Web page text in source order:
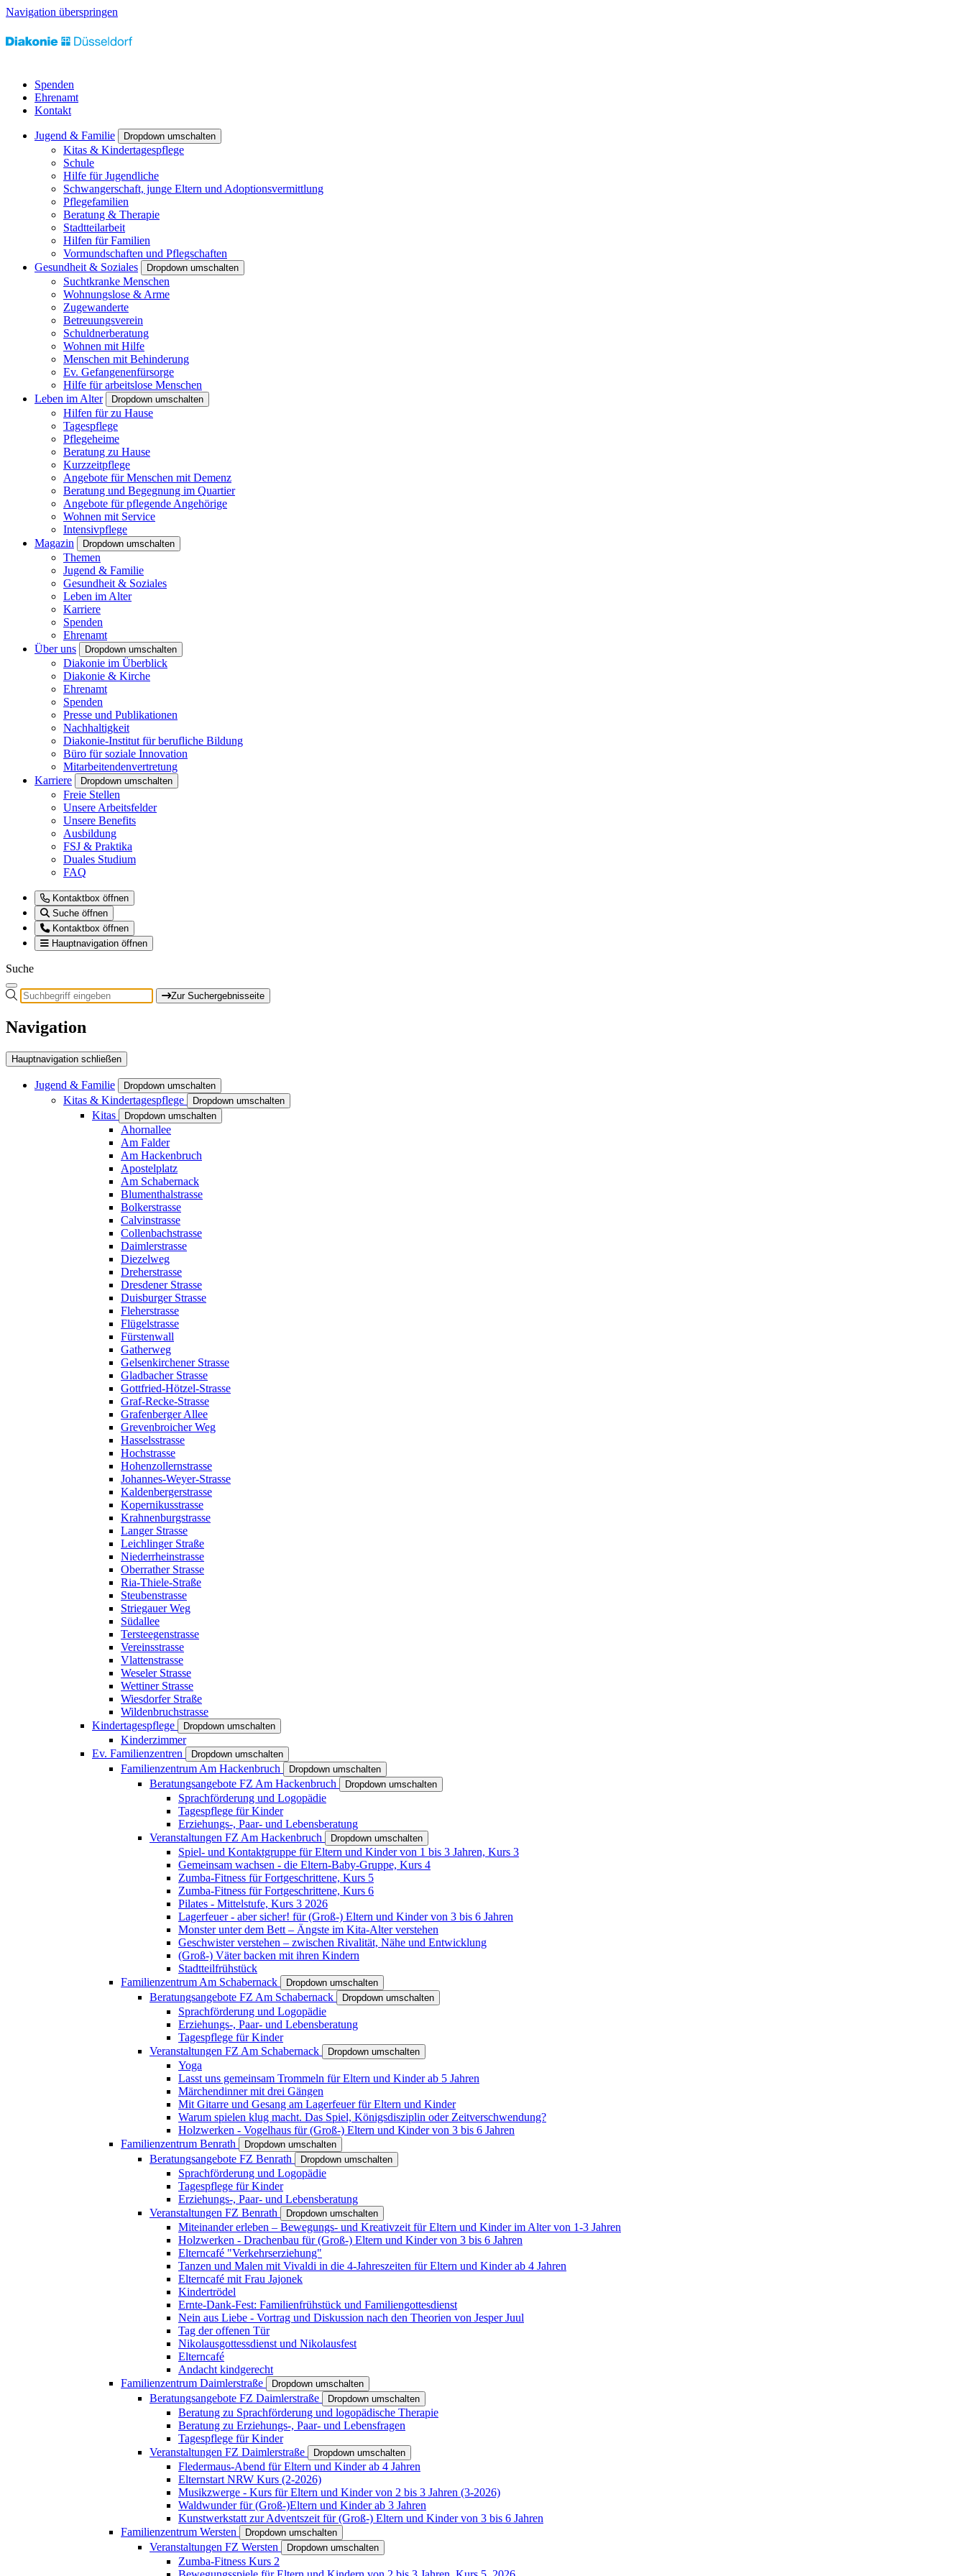
Navigation überspringen
Spenden
Ehrenamt
Kontakt
Jugend & Familie Dropdown umschalten
Kitas & Kindertagespflege
Schule
Hilfe für Jugendliche
Schwangerschaft, junge Eltern und Adoptionsvermittlung
Pflegefamilien
Beratung & Therapie
Stadtteilarbeit
Hilfen für Familien
Vormundschaften und Pflegschaften
Gesundheit & Soziales
Dropdown umschalten
Suchtkranke Menschen
Wohnungslose & Arme
Zugewanderte
Betreuungsverein
Schuldnerberatung
Wohnen mit Hilfe
Menschen mit Behinderung
Ev. Gefangenenfürsorge
Hilfe für arbeitslose Menschen
Leben im Alter
Dropdown umschalten
Hilfen für zu Hause
Tagespflege
Pflegeheime
Beratung zu Hause
Kurzzeitpflege
Angebote für Menschen mit Demenz
Beratung und Begegnung im Quartier
Angebote für pflegende Angehörige
Wohnen mit Service
Intensivpflege
Magazin
Dropdown umschalten
Themen
Jugend & Familie
Gesundheit & Soziales
Leben im Alter
Karriere
Spenden
Ehrenamt
Über uns
Dropdown umschalten
Diakonie im Überblick
Diakonie & Kirche
Ehrenamt
Spenden
Presse und Publikationen
Nachhaltigkeit
Diakonie-Institut für berufliche Bildung
Büro für soziale Innovation
Mitarbeitendenvertretung
Karriere
Dropdown umschalten
Freie Stellen
Unsere Arbeitsfelder
Unsere Benefits
Ausbildung
FSJ & Praktika
Duales Studium
FAQ
Kontaktbox öffnen
Suche öffnen
Kontaktbox öffnen
Hauptnavigation öffnen
Suche
Zur Suchergebnisseite
Navigation
Hauptnavigation schließen
Jugend & Familie Dropdown umschalten
Kitas & Kindertagespflege Dropdown umschalten
Kitas Dropdown umschalten
Ahornallee
Am Falder
Am Hackenbruch
Apostelplatz
Am Schabernack
Blumenthalstrasse
Bolkerstrasse
Calvinstrasse
Collenbachstrasse
Daimlerstrasse
Diezelweg
Dreherstrasse
Dresdener Strasse
Duisburger Strasse
Fleherstrasse
Flügelstrasse
Fürstenwall
Gatherweg
Gelsenkirchener Strasse
Gladbacher Strasse
Gottfried-Hötzel-Strasse
Graf-Recke-Strasse
Grafenberger Allee
Grevenbroicher Weg
Hasselsstrasse
Hochstrasse
Hohenzollernstrasse
Johannes-Weyer-Strasse
Kaldenbergerstrasse
Kopernikusstrasse
Krahnenburgstrasse
Langer Strasse
Leichlinger Straße
Niederrheinstrasse
Oberrather Strasse
Ria-Thiele-Straße
Steubenstrasse
Striegauer Weg
Südallee
Tersteegenstrasse
Vereinsstrasse
Vlattenstrasse
Weseler Strasse
Wettiner Strasse
Wiesdorfer Straße
Wildenbruchstrasse
Kindertagespflege
Dropdown umschalten
Kinderzimmer
Ev. Familienzentren
Dropdown umschalten
Familienzentrum Am Hackenbruch Dropdown umschalten
Beratungsangebote FZ Am Hackenbruch Dropdown umschalten
Sprachförderung und Logopädie
Tagespflege für Kinder
Erziehungs-, Paar- und Lebensberatung
Veranstaltungen FZ Am Hackenbruch
Dropdown umschalten
Spiel- und Kontaktgruppe für Eltern und Kinder von 1 bis 3 Jahren, Kurs 3
Gemeinsam wachsen - die Eltern-Baby-Gruppe, Kurs 4
Zumba-Fitness für Fortgeschrittene, Kurs 5
Zumba-Fitness für Fortgeschrittene, Kurs 6
Pilates - Mittelstufe, Kurs 3 2026
Lagerfeuer - aber sicher! für (Groß-) Eltern und Kinder von 3 bis 6 Jahren
Monster unter dem Bett – Ängste im Kita-Alter verstehen
Geschwister verstehen – zwischen Rivalität, Nähe und Entwicklung
(Groß-) Väter backen mit ihren Kindern
Stadtteilfrühstück
Familienzentrum Am Schabernack
Dropdown umschalten
Beratungsangebote FZ Am Schabernack Dropdown umschalten
Sprachförderung und Logopädie
Erziehungs-, Paar- und Lebensberatung
Tagespflege für Kinder
Veranstaltungen FZ Am Schabernack
Dropdown umschalten
Yoga
Lasst uns gemeinsam Trommeln für Eltern und Kinder ab 5 Jahren
Märchendinner mit drei Gängen
Mit Gitarre und Gesang am Lagerfeuer für Eltern und Kinder
Warum spielen klug macht. Das Spiel, Königsdisziplin oder Zeitverschwendung?
Holzwerken - Vogelhaus für (Groß-) Eltern und Kinder von 3 bis 6 Jahren
Familienzentrum Benrath
Dropdown umschalten
Beratungsangebote FZ Benrath Dropdown umschalten
Sprachförderung und Logopädie
Tagespflege für Kinder
Erziehungs-, Paar- und Lebensberatung
Veranstaltungen FZ Benrath
Dropdown umschalten
Miteinander erleben – Bewegungs- und Kreativzeit für Eltern und Kinder im Alter von 1-3 Jahren
Holzwerken - Drachenbau für (Groß-) Eltern und Kinder von 3 bis 6 Jahren
Elterncafé "Verkehrserziehung"
Tanzen und Malen mit Vivaldi in die 4-Jahreszeiten für Eltern und Kinder ab 4 Jahren
Elterncafé mit Frau Jajonek
Kindertrödel
Ernte-Dank-Fest: Familienfrühstück und Familiengottesdienst
Nein aus Liebe - Vortrag und Diskussion nach den Theorien von Jesper Juul
Tag der offenen Tür
Nikolausgottessdienst und Nikolausfest
Elterncafé
Andacht kindgerecht
Familienzentrum Daimlerstraße
Dropdown umschalten
Beratungsangebote FZ Daimlerstraße Dropdown umschalten
Beratung zu Sprachförderung und logopädische Therapie
Beratung zu Erziehungs-, Paar- und Lebensfragen
Tagespflege für Kinder
Veranstaltungen FZ Daimlerstraße
Dropdown umschalten
Fledermaus-Abend für Eltern und Kinder ab 4 Jahren
Elternstart NRW Kurs (2-2026)
Musikzwerge - Kurs für Eltern und Kinder von 2 bis 3 Jahren (3-2026)
Waldwunder für (Groß-)Eltern und Kinder ab 3 Jahren
Kunstwerkstatt zur Adventszeit für (Groß-) Eltern und Kinder von 3 bis 6 Jahren
Familienzentrum Wersten
Dropdown umschalten
Veranstaltungen FZ Wersten Dropdown umschalten
Zumba-Fitness Kurs 2